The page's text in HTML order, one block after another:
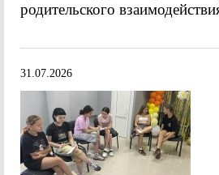
родительского
31.07.2026